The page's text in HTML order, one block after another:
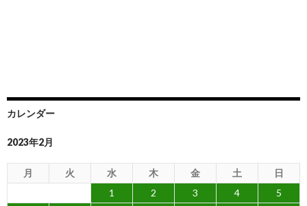
カレンダー
2023年2月
月 火 水 木 金 土
日
1
2 3 4
5